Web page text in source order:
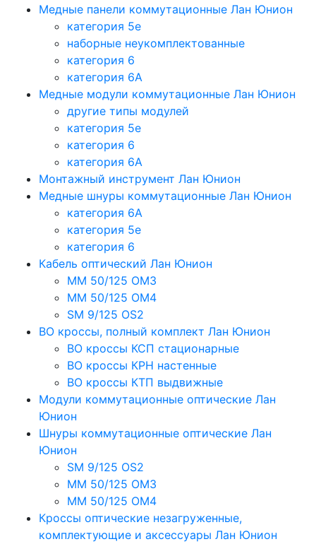
Медные панели коммутационные Лан Юнион
категория 5e
наборные неукомплектованные
категория 6
категория 6A
Медные модули коммутационные Лан Юнион
другие типы модулей
категория 5е
категория 6
категория 6A
Монтажный инструмент Лан Юнион
Медные шнуры коммутационные Лан Юнион
категория 6A
категория 5e
категория 6
Кабель оптический Лан Юнион
MM 50/125 OM3
MM 50/125 OM4
SM 9/125 OS2
ВО кроссы, полный комплект Лан Юнион
ВО кроссы КСП стационарные
ВО кроссы КРН настенные
ВО кроссы КТП выдвижные
Модули коммутационные оптические Лан
Юнион
Шнуры коммутационные оптические Лан
Юнион
SM 9/125 OS2
MM 50/125 OM3
MM 50/125 OM4
Кроссы оптические незагруженные,
комплектующие и аксессуары Лан Юнион